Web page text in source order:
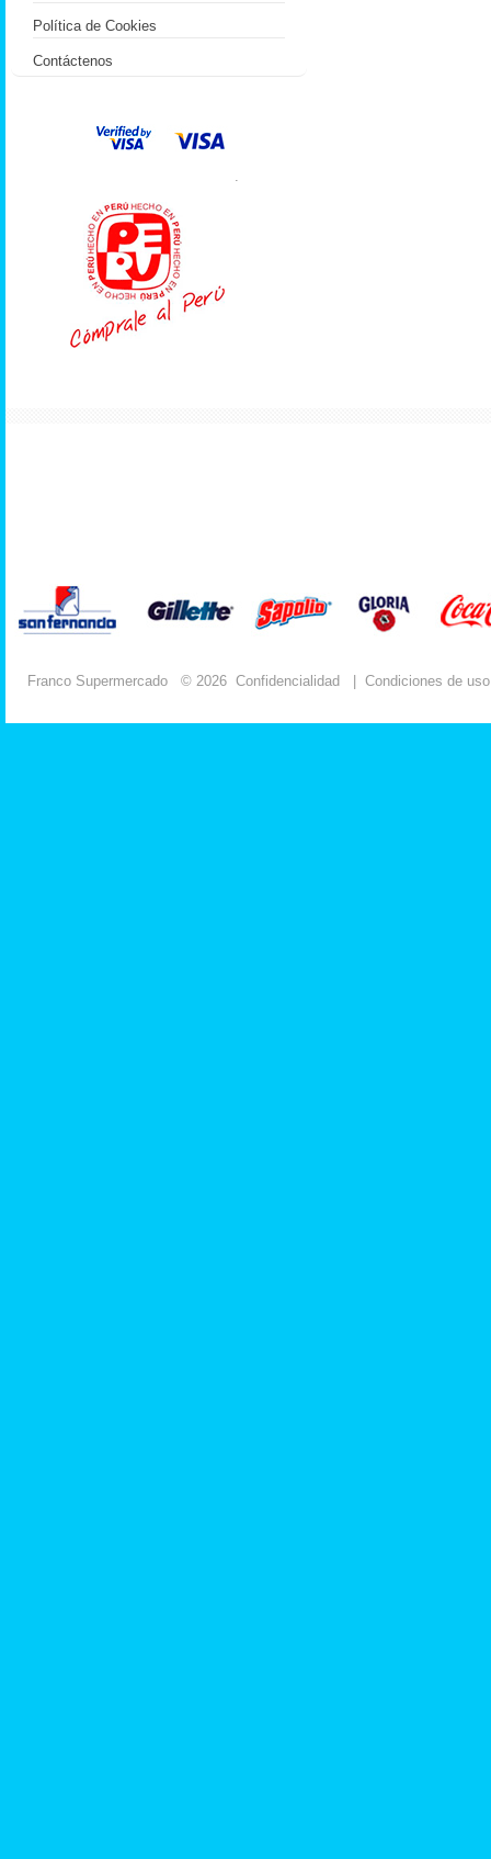
Política de Cookies
Contáctenos
.
Franco Supermercado © 2026 Confidencialidad Condiciones de uso